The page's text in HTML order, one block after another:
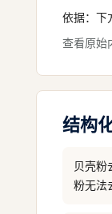
依据：下
查看原始
结构
贝壳粉
粉无法